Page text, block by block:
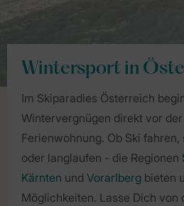
Wintersport in
Im Skiparadies Österreich
Wintervergnügen direkt vor
Ferienwohnung. Ob Ski
oder langlaufen - die Regionen
Kärnten und Vorarlberg bieten
Möglichkeiten. Lasse Dich von